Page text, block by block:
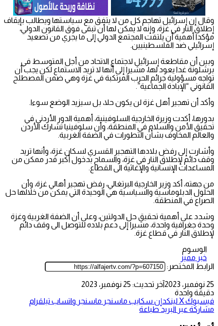
وقال إن إسرائيل تهاجم كل من لا يتفق مع سياستها ويطالب بإيقاف
إطلاق النار في غزة، وإنه لا يمكن لها أن تبقى فوق القانون الدولي،
مؤكدا أهمية أن يلتفت المجتمع الدولي إلى ما يجري من تصعيد
إسرائيلي ضد الفلسطينيين.
وبين أن مقاطعة إسرائيل لاجتماع الاتحاد من أجل المتوسط في
برشلونة غدا يعود لها، مشيرا إلى أنها لا تريد الاستماع لكن يجب أن
تواجه مسؤولية جرائم الحرب المرتكبة في غزة وهي ضمن المصطلح
القانوني “الإبادة الجماعية”.
وأكد أن تهجير أهل غزة لن يكون حلا، بل سيزيد الوضع سوءا.
بدورها، أكدت وزيرة الخارجية السلوفينية، أهمية الدور الأردني في
تحقيق الأمن والسلام في المنطقة، وأن سلوفينيا تشارك الأردن
والعالم المخاوف بشأن التطورات في الضفة الغربية.
وأشارت إلى رفض بلادها التهجير القسري لسكان غزة، وأنها تريد
وقف دائم لإطلاق النار في غزة، والسماح بدخول أكبر قدر ممكن من
المساعدات الإنسانية والإغاثية الى القطاع.
من جهته، أكد وزير الخارجية البرتغالي، رفض تهجير أهالي غزة، وأن
الحلول الدبلوماسية والسياسية هي الوحيدة التي يمكن من خلالها حل
الصراع في المنطقة.
وشدد على أهمية تحقيق حل الدولتين، وعلى أن الضفة الغربية وغزة
وحدة جغرافية واحدة، مشيرا إلى دعم بلاده للتوصل الى وقف دائم
لإطلاق النار في قطاع غزة.
الوسوم
خبر مميز
الرابط المختصر:
25 نوفمبر، 2023
آخر تحديث: 25 نوفمبر، 2023
دقيقة واحدة
فيسبوك‫Xلينكدإن سكايب ماسنجر ماسنجر واتساب تيلقرام
مشاركة عبر البريد طباعة